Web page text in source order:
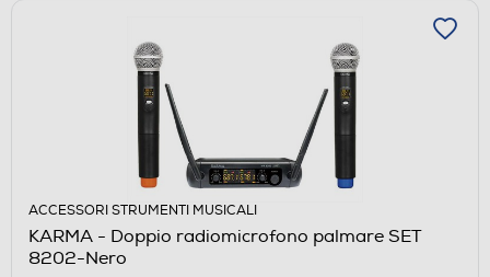
ACCESSORI STRUMENTI MUSICALI
KARMA - Doppio radiomicrofono palmare SET
8202-Nero